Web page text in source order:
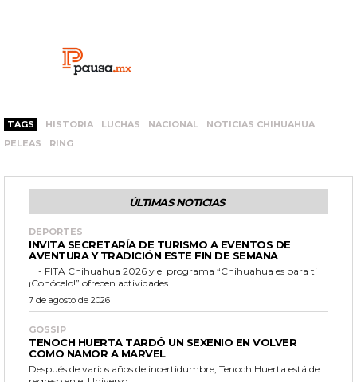
TAGS HISTORIA LUCHAS NACIONAL
NOTICIAS CHIHUAHUA
PELEAS
RING
ÚLTIMAS NOTICIAS
DEPORTES
INVITA SECRETARÍA DE TURISMO A EVENTOS DE
AVENTURA Y TRADICIÓN ESTE FIN DE SEMANA
¡Conócelo!” ofrecen actividades...
7 de agosto de 2026
GOSSIP
TENOCH HUERTA TARDÓ UN SEXENIO EN VOLVER
COMO NAMOR A MARVEL
Después de varios años de incertidumbre, Tenoch Huerta está de